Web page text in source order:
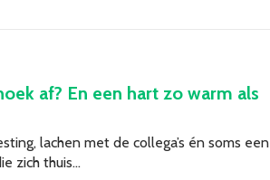
af? En een hart zo warm als
lachen met de collega’s én soms een
zich thuis…